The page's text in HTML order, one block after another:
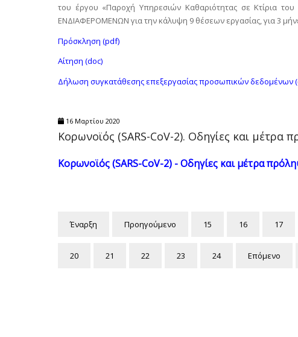
του έργου «Παροχή Υπηρεσιών Καθαριότητας σε Κτίρια
ΕΝΔΙΑΦΕΡΟΜΕΝΩΝ για την κάλυψη 9 θέσεων εργασίας, για 3
Πρόσκληση (pdf)
Αίτηση (doc)
Δήλωση συγκατάθεσης επεξεργασίας προσωπικών δεδομένων
16 Μαρτίου 2020
Κορωνοϊός (SARS-CoV-2). Οδηγίες και μέτρα
Κορωνοϊός (SARS-CoV-2) - Οδηγίες και μέτρα
Έναρξη Προηγούμενο 15 16 17
20 21 22 23 24 Επόμενο